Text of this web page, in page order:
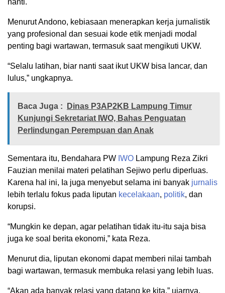
nanti.
Menurut Andono, kebiasaan menerapkan kerja jurnalistik
yang profesional dan sesuai kode etik menjadi modal
penting bagi wartawan, termasuk saat mengikuti UKW.
“Selalu latihan, biar nanti saat ikut UKW bisa lancar, dan
lulus,” ungkapnya.
Baca Juga :
Dinas P3AP2KB Lampung Timur
Kunjungi Sekretariat IWO, Bahas Penguatan
Perlindungan Perempuan dan Anak
Sementara itu, Bendahara PW IWO Lampung Reza Zikri
Fauzian menilai materi pelatihan Sejiwo perlu diperluas.
Karena hal ini, Ia juga menyebut selama ini banyak jurnalis
lebih terlalu fokus pada liputan kecelakaan, politik, dan
korupsi.
“Mungkin ke depan, agar pelatihan tidak itu-itu saja bisa
juga ke soal berita ekonomi,” kata Reza.
Menurut dia, liputan ekonomi dapat memberi nilai tambah
bagi wartawan, termasuk membuka relasi yang lebih luas.
“Akan ada banyak relasi yang datang ke kita,” ujarnya.